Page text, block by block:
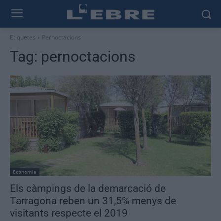
Etiquetes Pernoctacions
Tag: pernoctacions
Economia
Els càmpings de la demarcació de
Tarragona reben un 31,5% menys de
visitants respecte el 2019